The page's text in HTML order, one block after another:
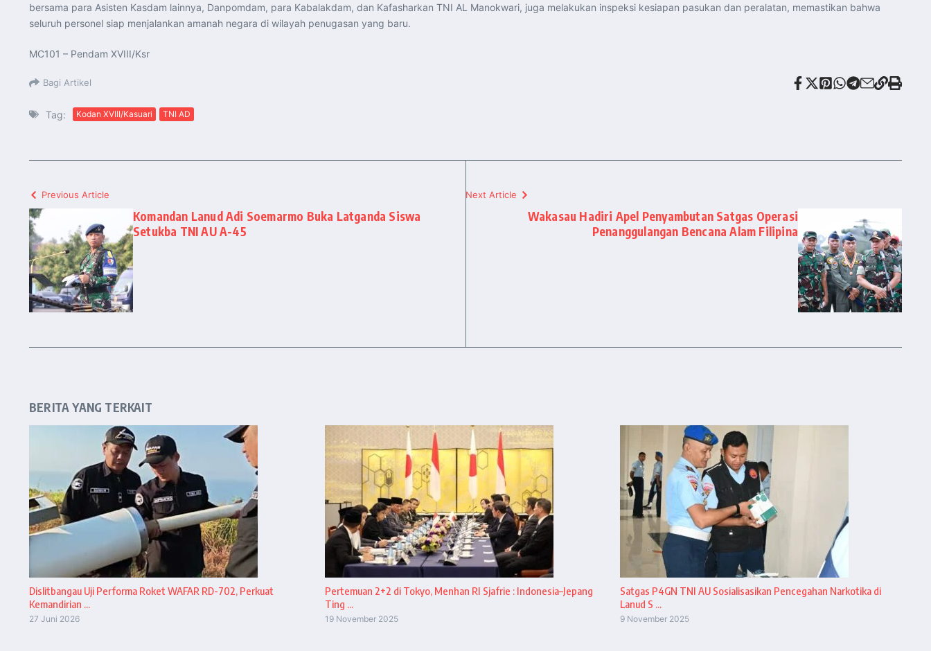
bersama para Asisten Kasdam lainnya, Danpomdam, para Kabalakdam, dan Kafasharkan TNI AL Manokwari, juga melakukan inspeksi kesiapan pasukan dan peralatan, memastikan bahwa
seluruh personel siap menjalankan amanah negara di wilayah penugasan yang baru.
MC101 – Pendam XVIII/Ksr
Bagi Artikel
Tag: Kodan XVIII/Kasuari TNI AD
Previous Article
Komandan Lanud Adi Soemarmo Buka Latganda Siswa
Setukba TNI AU A-45
Next Article
Wakasau Hadiri Apel Penyambutan Satgas Operasi
Penanggulangan Bencana Alam Filipina
BERITA YANG TERKAIT
Dislitbangau Uji Performa Roket WAFAR RD-702, Perkuat
Kemandirian ...
27 Juni 2026
Pertemuan 2+2 di Tokyo, Menhan RI Sjafrie : Indonesia–Jepang
Ting ...
19 November 2025
Satgas P4GN TNI AU Sosialisasikan Pencegahan Narkotika di
Lanud S ...
9 November 2025